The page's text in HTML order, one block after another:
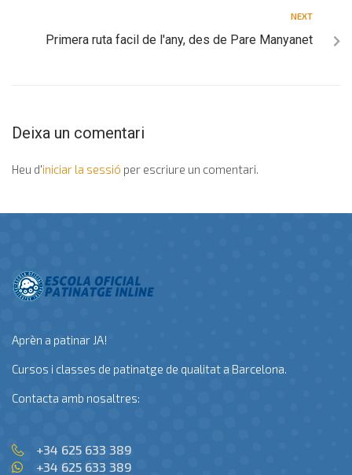
NEXT
Primera ruta facil de l'any, des de Pare Manyanet
Deixa un comentari
Heu d'iniciar la sessió per escriure un comentari.
Aprèn a patinar JA!
Cursos i classes de patinatge de qualitat a Barcelona.
Contacta amb nosaltres:
+34 625 633 389
+34 625 633 389